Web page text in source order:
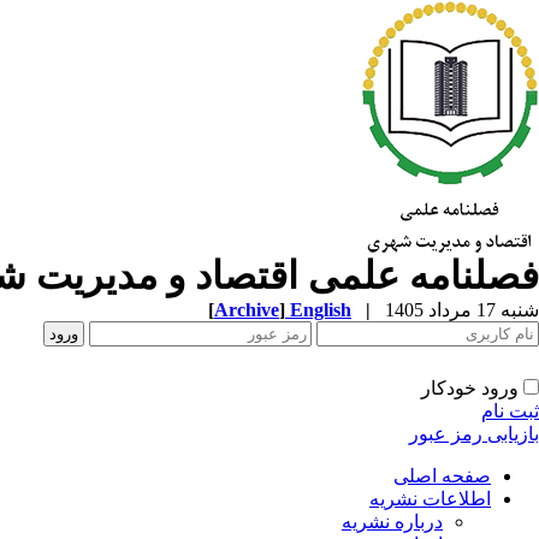
فصلنامه علمی اقتصاد و مدیریت
شنبه 17 مرداد 1405 |
English
[Archive]
ورود خودکار
ثبت نام
بازیابی رمز عبور
صفحه اصلی
اطلاعات نشریه
درباره نشریه